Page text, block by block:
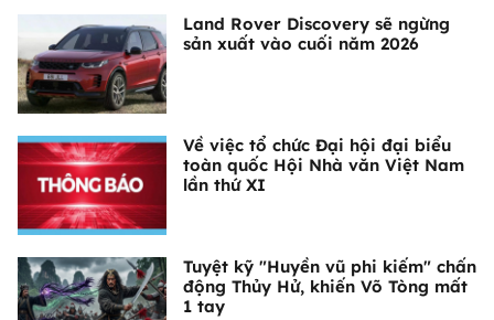
Land Rover Discovery sẽ ngừng
sản xuất vào cuối năm 2026
Về việc tổ chức Đại hội đại biểu
toàn quốc Hội Nhà văn Việt Nam
lần thứ XI
Tuyệt kỹ "Huyền vũ phi kiếm" chấn
động Thủy Hử, khiến Võ Tòng mất
1 tay